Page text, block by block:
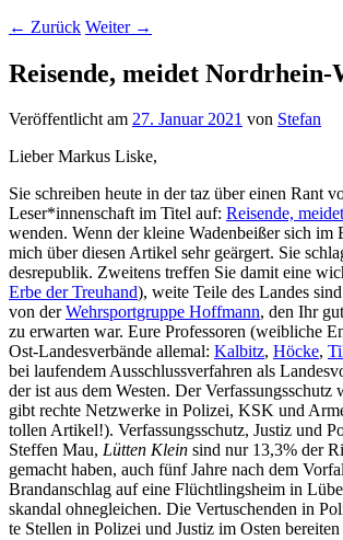
← Zurück Weiter →
Reisende, meidet Nordrhein-
Veröffentlicht am 27. Januar 2021 von Stefan
Lie­ber Mar­kus Liske,
Sie schrei­ben heu­te in der taz über einen Rant
Leser*innenschaft im Titel auf: Rei­sen­de,
wen­den. Wenn der klei­ne Waden­bei­ßer sich
mich über die­sen Arti­kel sehr geär­gert. Sie
des­re­pu­blik. Zwei­tens tref­fen Sie damit eine
Erbe der Treu­hand), wei­te Tei­le des Lan­des
von derWehr­sport­grup­pe Hoff­mann, den Ihr
zu erwar­ten war. Eure Pro­fes­so­ren (weib­li­che
Ost-Lan­des­ver­bän­de alle­mal: Kal­bitz, Höcke,
bei lau­fen­dem Aus­schluss­ver­fah­ren als
der ist aus dem Wes­ten. Der
gibt rech­te Netz­wer­ke in Poli­zei, KSK und
tol­len Arti­kel!). Ver­fas­sungs­schutz, Jus­tiz und
Stef­fen Mau, Lüt­ten Klein sind nur 13,3% der
gemacht haben, auch fünf Jah­re nach dem
Brand­an­schlag auf eine Flücht­lings­heim in
skan­dal ohne­glei­chen. Die Ver­tu­schen­den in
te Stel­len in Poli­zei und Jus­tiz im Osten